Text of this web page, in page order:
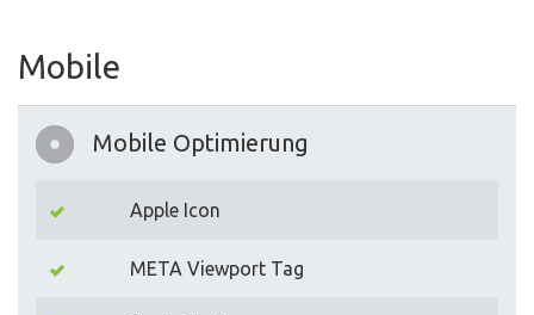
Mobile
Mobile Optimierung
Apple Icon
META Viewport Tag